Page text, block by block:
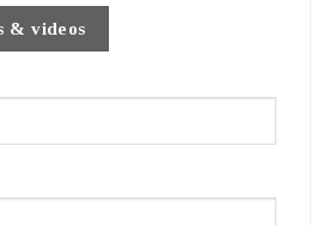
& videos